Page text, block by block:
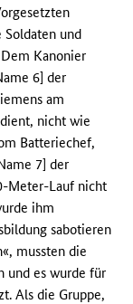
und
Kanonier
6] der
am
nicht wie
Batteriechef,
7] der
Meter-Lauf nicht
ihm
sabotieren
mussten die
und es wurde für
Als die Gruppe,